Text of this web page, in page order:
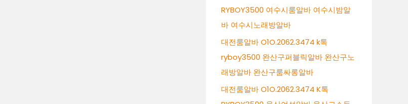
RYBOY3500 여수시룸알바 여수시밤알
바 여수시노래방알바
대전룸알바 O1O.2062.3474 k톡
ryboy3500 완산구퍼블릭알바 완산구노
래방알바 완산구룸싸롱알바
대전룸알바 O1O.2062.3474 K톡